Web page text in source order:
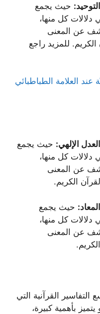
حيث يجمع
دلالات كل منها،
عن المعنى
للمزيد راجع
العلامة الطباطبائي
الإلهي: حيث يجمع
دلالات كل منها،
عن المعنى
الكريم.
حيث يجمع
دلالات كل منها،
عن المعنى
القرآنية التي
يتميز بأهمية كبيرة،